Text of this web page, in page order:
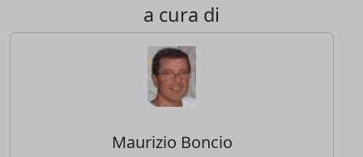
a cura di
Maurizio Boncio